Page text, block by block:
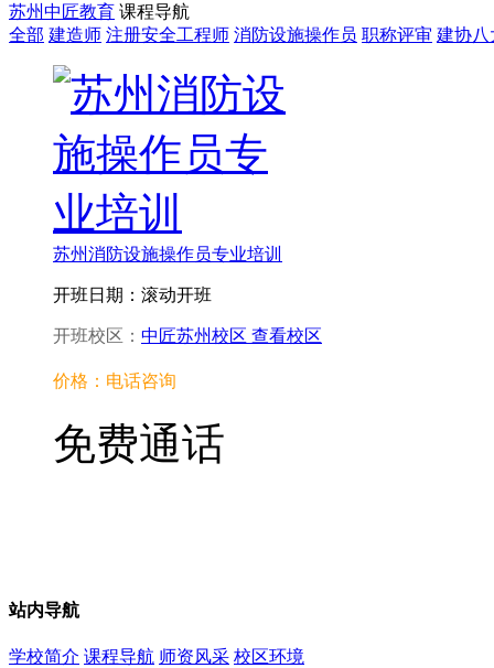
苏州中匠教育 课程导航
全部 建造师 注册安全工程师 消防设施操作员 职称评审 建协八
苏州消防设施操作员专业培训
开班日期：滚动开班
开班校区： 中匠苏州校区 查看校区
价格：电话咨询
免费通话
站内导航
学校简介 课程导航 师资风采 校区环境